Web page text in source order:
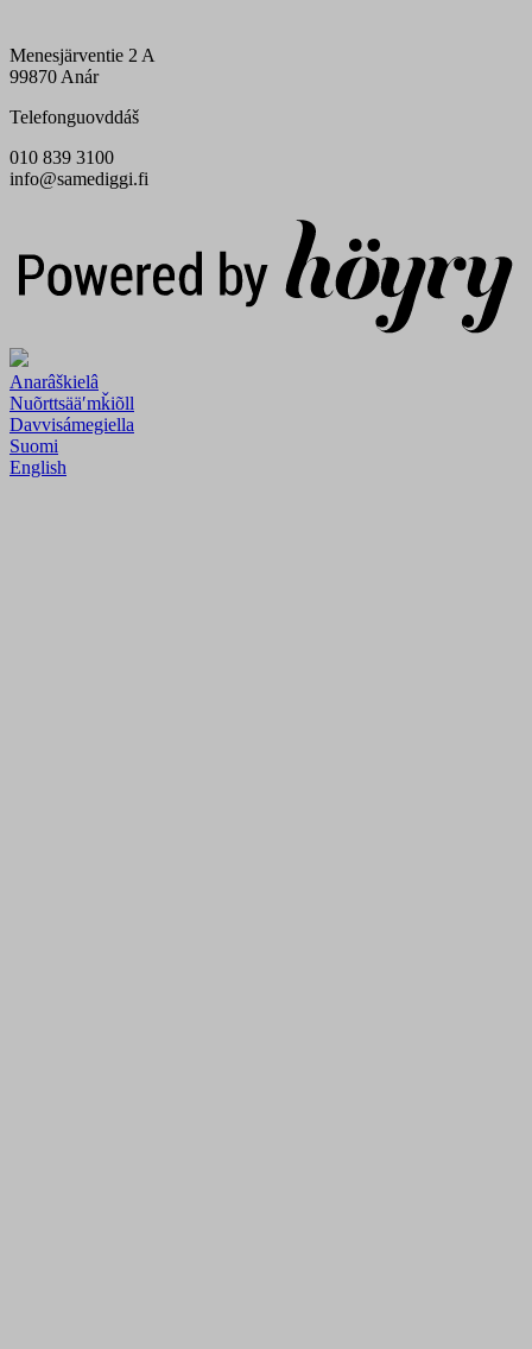
Menesjärventie 2 A
99870 Anár
Telefonguovddáš
010 839 3100
info@samediggi.fi
Anarâškielâ
Nuõrttsääʹmǩiõll
Davvisámegiella
Suomi
English